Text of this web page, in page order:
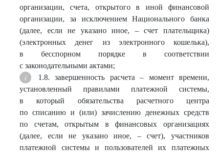
организации, счета, открытого в иной финансовой
организации, за исключением Национального банка
(далее, если не указано иное, – счет плательщика)
(электронных денег из электронного кошелька),
в бесспорном порядке в соответствии
с законодательными актами;
1.8. завершенность расчета – момент времени,
установленный правилами платежной системы,
в который обязательства расчетного центра
по списанию и (или) зачислению денежных средств
по счетам, открытым в финансовых организациях
(далее, если не указано иное, – счет), участников
платежной системы и пользователей их платежных